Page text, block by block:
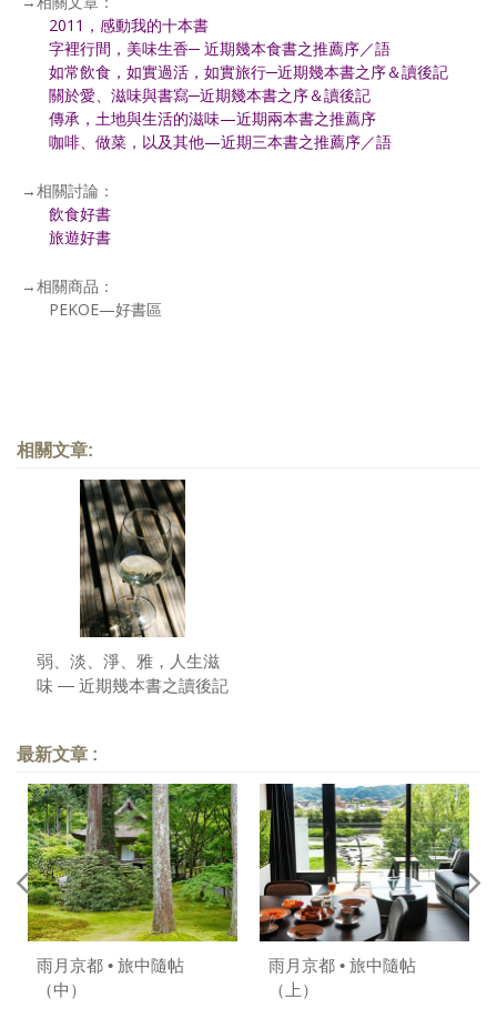
2011，感動我的十本書
字裡行間，美味生香─ 近期幾本食書之推薦序／語
如常飲食，如實過活，如實旅行─近期幾本書之序＆讀後記
關於愛、滋味與書寫─近期幾本書之序＆讀後記
傳承，土地與生活的滋味—近期兩本書之推薦序
咖啡、做菜，以及其他—近期三本書之推薦序／語
→相關討論：
飲食好書
旅遊好書
→相關商品：
PEKOE—好書區
相關文章:
弱、淡、淨、雅，人生滋
味 — 近期幾本書之讀後記
最新文章 :
雨月京都 • 旅中隨帖
（中）
雨月京都 • 旅中隨帖
（上）